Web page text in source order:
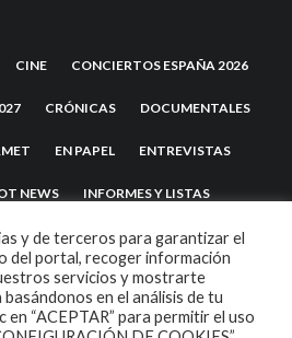
CINE CONCIERTOS ESPAÑA 2026
CRÓNICAS DOCUMENTALES
EN PAPEL ENTREVISTAS
NEWS INFORMES Y LISTAS
Y YO NOTICIAS OPINIÓN
TU DISCO ME SUENA
y de terceros para garantizar el
del portal, recoger información
servicios y mostrarte
en el análisis de tu
“ACEPTAR” para permitir el uso